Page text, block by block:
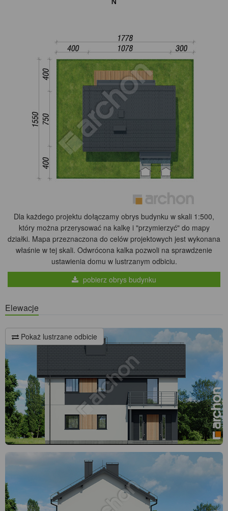
Dla każdego projektu dołączamy obrys budynku w skali 1:500,
który można przerysować na kalkę i "przymierzyć" do mapy
działki. Mapa przeznaczona do celów projektowych jest wykonana
właśnie w tej skali. Odwrócona kalka pozwoli na sprawdzenie
ustawienia domu w lustrzanym odbiciu.
pobierz obrys budynku
Elewacje
Pokaż lustrzane odbicie